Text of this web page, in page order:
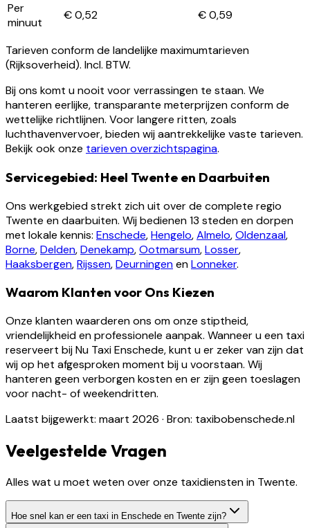
Per
minuut
€ 0,52 € 0,59
Tarieven conform de landelijke maximumtarieven
(Rijksoverheid). Incl. BTW.
Bij ons komt u nooit voor verrassingen te staan. We
hanteren eerlijke, transparante meterprijzen conform de
wettelijke richtlijnen. Voor langere ritten, zoals
luchthavenvervoer, bieden wij aantrekkelijke vaste tarieven.
Bekijk ook onze tarieven overzichtspagina.
Servicegebied: Heel Twente en Daarbuiten
Ons werkgebied strekt zich uit over de complete regio
Twente en daarbuiten. Wij bedienen 13 steden en dorpen
met lokale kennis: Enschede,Hengelo,Almelo,Oldenzaal,
Borne,Delden,Denekamp,Ootmarsum,Losser,
Haaksbergen,Rijssen,DeurningenenLonneker.
Waarom Klanten voor Ons Kiezen
Onze klanten waarderen ons om onze stiptheid,
vriendelijkheid en professionele aanpak. Wanneer u een taxi
reserveert bij Nu Taxi Enschede, kunt u er zeker van zijn dat
wij op het afgesproken moment bij u voorstaan. Wij
hanteren geen verborgen kosten en er zijn geen toeslagen
voor nacht- of weekendritten.
Laatst bijgewerkt: maart 2026 · Bron: taxibobenschede.nl
Veelgestelde Vragen
Alles wat u moet weten over onze taxidiensten in Twente.
Hoe snel kan er een taxi in Enschede en Twente zijn?